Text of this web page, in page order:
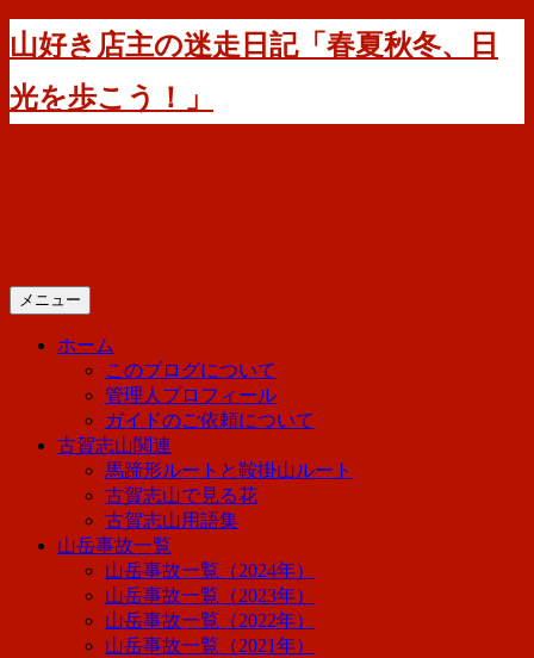
コ
ン
テ
ン
ツ
山好き店主の迷走日記「春夏秋冬、日
光を歩こう！」
メニュー
ホーム
このブログについて
管理人プロフィール
ガイドのご依頼について
古賀志山関連
馬蹄形ルートと鞍掛山ルート
古賀志山で見る花
古賀志山用語集
山岳事故一覧
山岳事故一覧（2024年）
山岳事故一覧（2023年）
山岳事故一覧（2022年）
山岳事故一覧（2021年）